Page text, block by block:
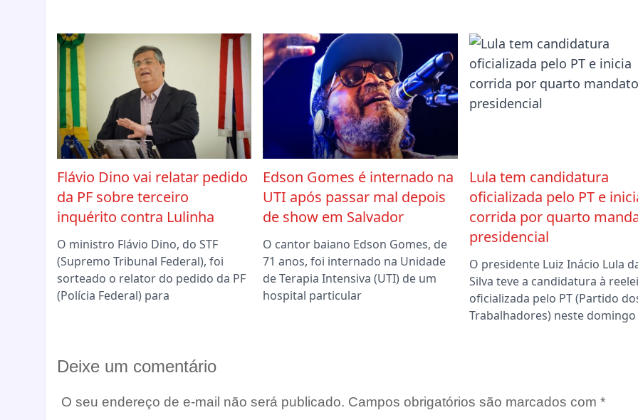
Flávio Dino vai relatar pedido
da PF sobre terceiro
inquérito contra Lulinha
O ministro Flávio Dino, do STF
(Supremo Tribunal Federal), foi
sorteado o relator do pedido da PF
(Polícia Federal) para
Edson Gomes é internado na
UTI após passar mal depois
de show em Salvador
O cantor baiano Edson Gomes, de
71 anos, foi internado na Unidade
de Terapia Intensiva (UTI) de um
hospital particular
Lula tem candidatura
oficializada pelo PT e
corrida por quarto
presidencial
O presidente Luiz Inácio Lula
Silva teve a candidatura à
oficializada pelo PT (Partido
Trabalhadores) neste domingo
Deixe um comentário
O seu endereço de e-mail não será publicado. Campos obrigatórios são marcados com *